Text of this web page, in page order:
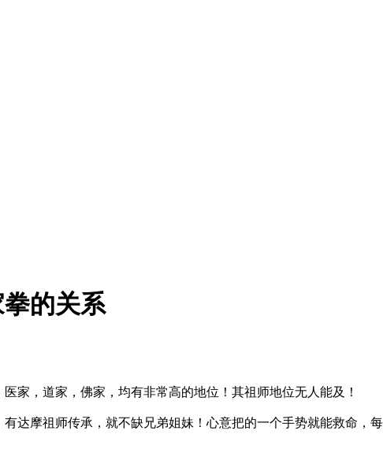
的关系
，道家，佛家，均有非常高的地位！其祖师地位无人能及！
摩祖师传承，就不缺兄弟姐妹！心意把的一个手势就能救命，每